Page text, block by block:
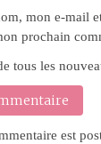
mon e-mail
prochain
tous les
est